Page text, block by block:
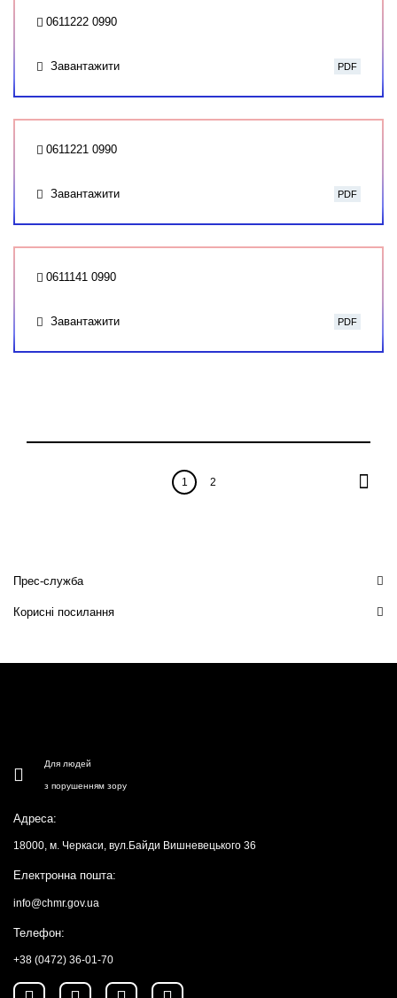
0611222 0990
Завантажити PDF
0611221 0990
Завантажити PDF
0611141 0990
Завантажити PDF
1 2
Прес-служба
Корисні посилання
Для людей
з порушенням зору
Адреса:
18000, м. Черкаси, вул.Байди Вишневецького 36
Електронна пошта:
info@chmr.gov.ua
Телефон:
+38 (0472) 36-01-70